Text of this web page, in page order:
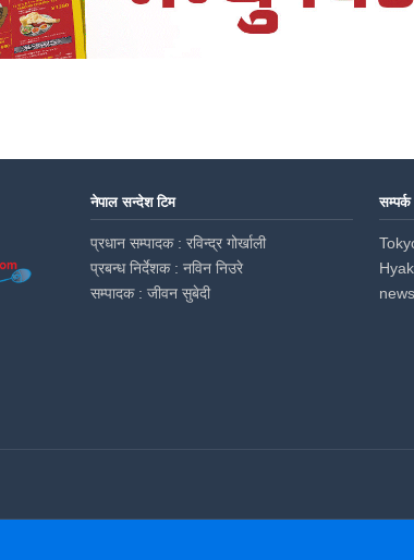
नेपाल सन्देश टिम
प्रधान सम्पादक : रविन्द्र गोर्खाली
प्रबन्ध निर्देशक : नविन निउरे
सम्पादक : जीवन सुबेदी
सम्पर्क